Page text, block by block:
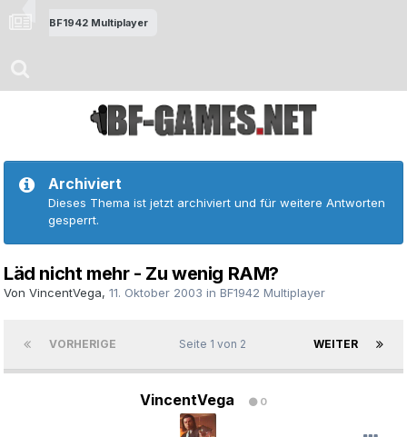
BF1942 Multiplayer
Archiviert
Dieses Thema ist jetzt archiviert und für weitere Antworten
gesperrt.
Läd nicht mehr - Zu wenig RAM?
Von VincentVega, 11. Oktober 2003 in BF1942 Multiplayer
VORHERIGE WEITER
Seite 1 von 2
VincentVega 0